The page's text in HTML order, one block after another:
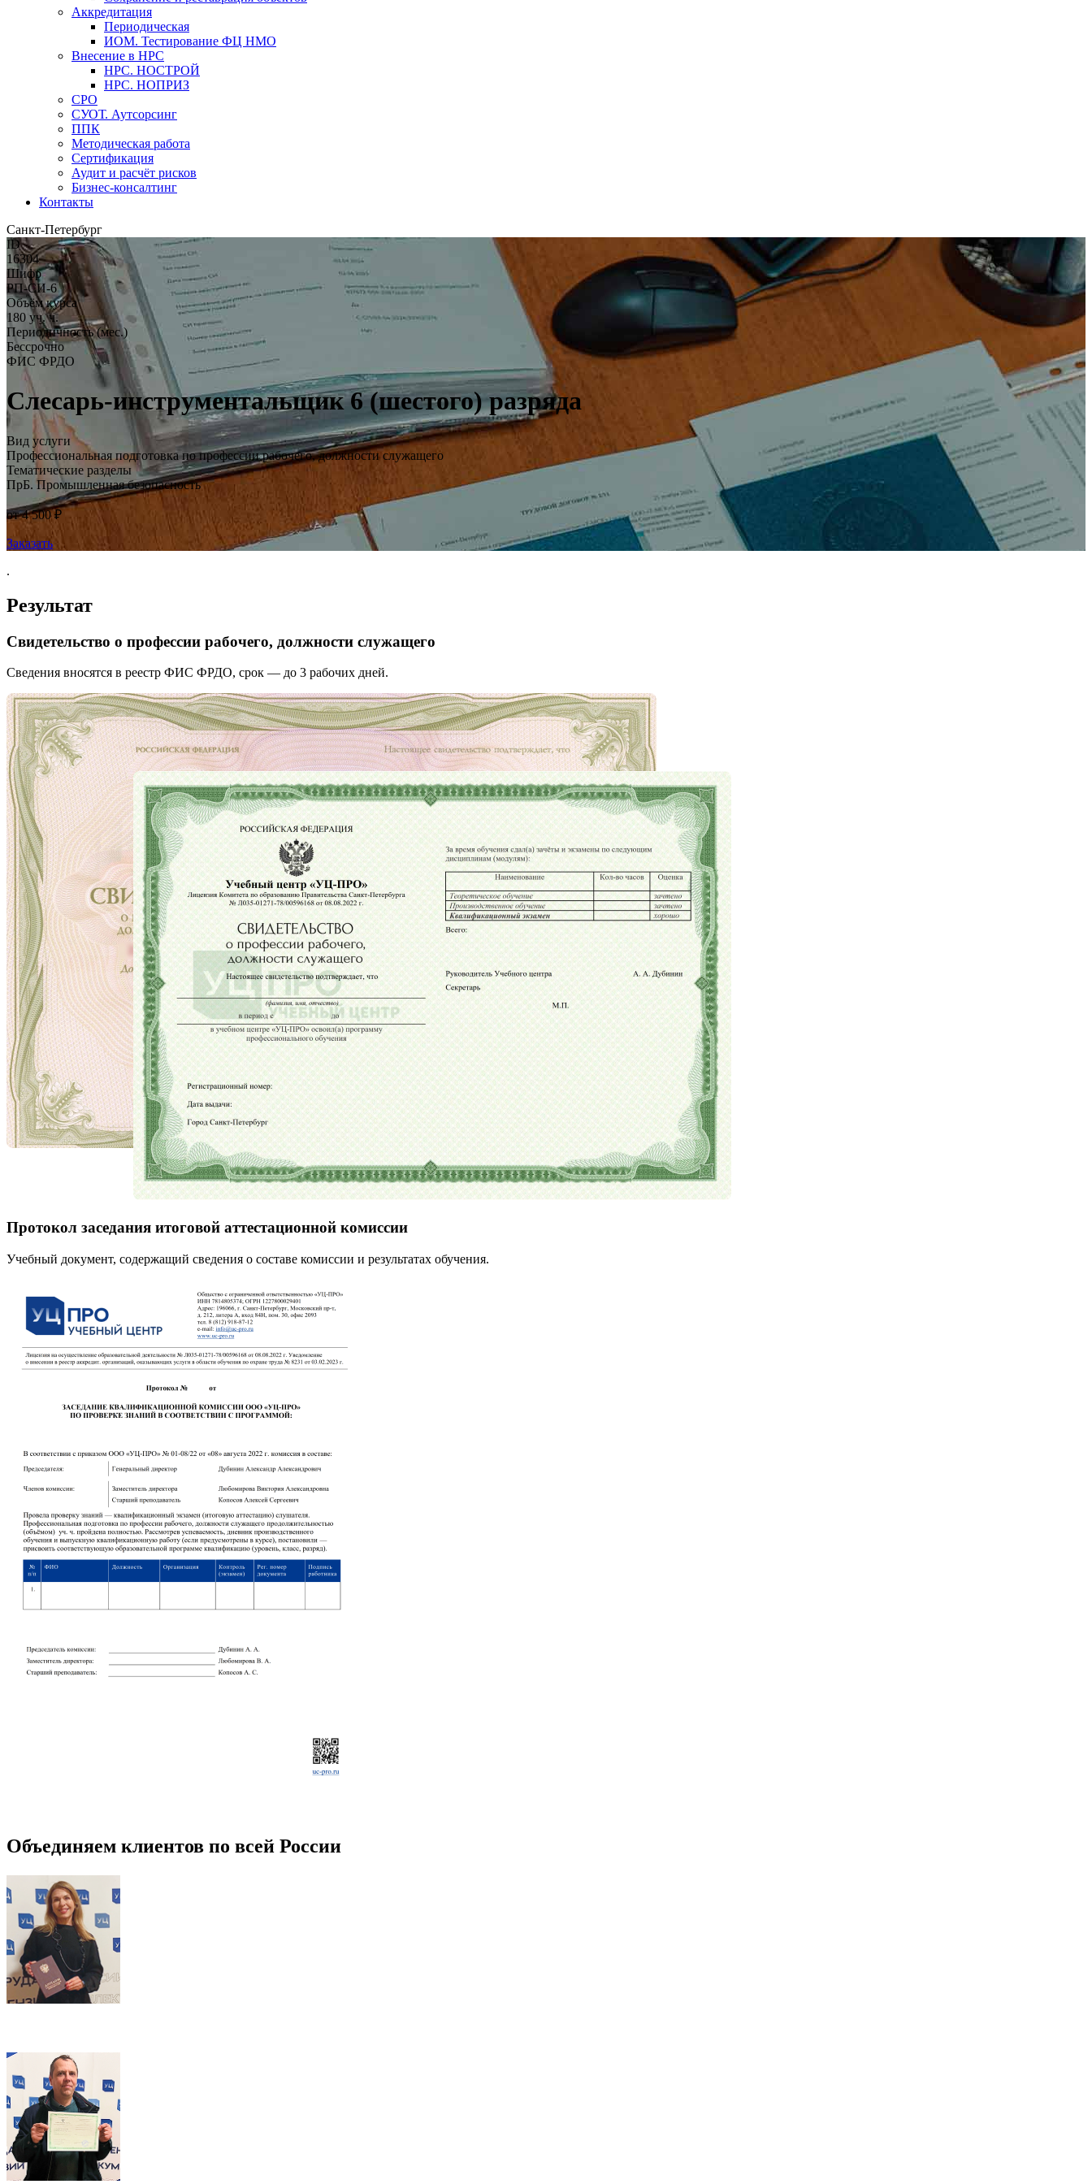
Аккредитация
Периодическая
ИОМ. Тестирование ФЦ НМО
Внесение в НРС
НРС. НОСТРОЙ
НРС. НОПРИЗ
СРО
СУОТ. Аутсорсинг
ППК
Методическая работа
Сертификация
Аудит и расчёт рисков
Бизнес-консалтинг
Контакты
Санкт-Петербург
ID
16304
Шифр
РП-СИ-6
Объём курса
180 уч. ч.
Периодичность (мес.)
Бессрочно
ФИС ФРДО
Слесарь-инструментальщик 6 (шестого) разряда
Вид услуги
Профессиональная подготовка по профессии рабочего, должности служащего
Тематические разделы
ПрБ. Промышленная безопасность
от 4 500 ₽
Заказать
.
Результат
Свидетельство о профессии рабочего, должности служащего
Сведения вносятся в реестр ФИС ФРДО, срок — до 3 рабочих дней.
Протокол заседания итоговой аттестационной комиссии
Учебный документ, содержащий сведения о составе комиссии и результатах обучения.
Объединяем клиентов по всей России